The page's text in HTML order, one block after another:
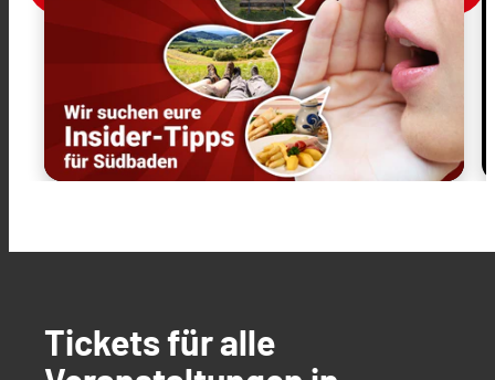
Tickets für alle